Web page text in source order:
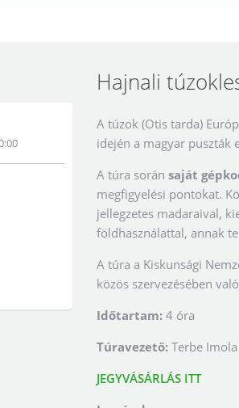
Hajnali
A túzok (Otis tarda)
idején a magyar puszták
A túra során saját
megfigyelési pontokat.
jellegzetes madaraival,
földhasználattal, annak
A túra a Kiskunsági
közös szervezésében
Időtartam: 4 óra
Túravezető: Terbe Imola
JEGYVÁSÁRLÁS ITT